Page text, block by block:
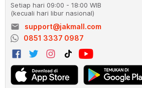
Setiap hari 09:00 - 18:00 WIB
(kecuali hari libur nasional)
email
support@jakmall.com
0851 3337 0987